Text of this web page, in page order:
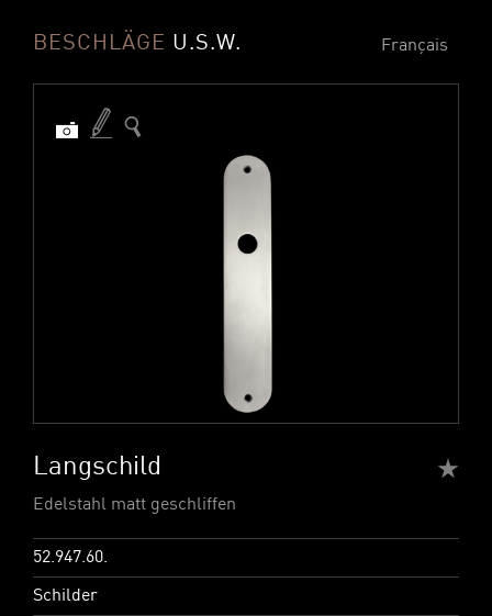
Français
BESCHLÄGE U.S.W.
Langschild
Edelstahl matt geschliffen
52.947.60.
Schilder